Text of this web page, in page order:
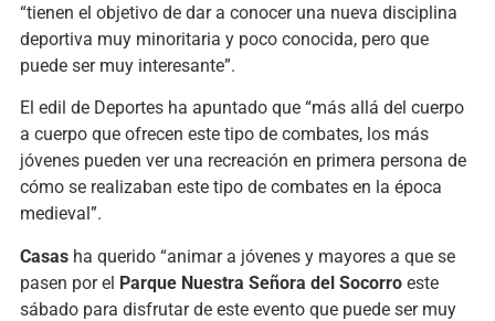
“tienen el objetivo de dar a conocer una nueva disciplina
deportiva muy minoritaria y poco conocida, pero que
puede ser muy interesante”.
El edil de Deportes ha apuntado que “más allá del cuerpo
a cuerpo que ofrecen este tipo de combates, los más
jóvenes pueden ver una recreación en primera persona de
cómo se realizaban este tipo de combates en la época
medieval”.
Casas ha querido “animar a jóvenes y mayores a que se
pasen porel Parque Nuestra Señora del Socorro este
sábado para disfrutarde este evento que puede ser muy